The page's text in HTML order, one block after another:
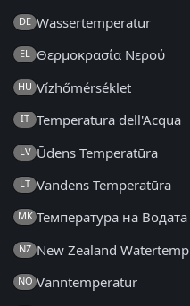
DE Wassertemperatur
EL Θερμοκρασία Νερού
HU Vízhőmérséklet
IT Temperatura dell'Acqua
LV Ūdens Temperatūra
LT Vandens Temperatūra
MK Температура на Водата
NZ New Zealand Watertemp
NO Vanntemperatur